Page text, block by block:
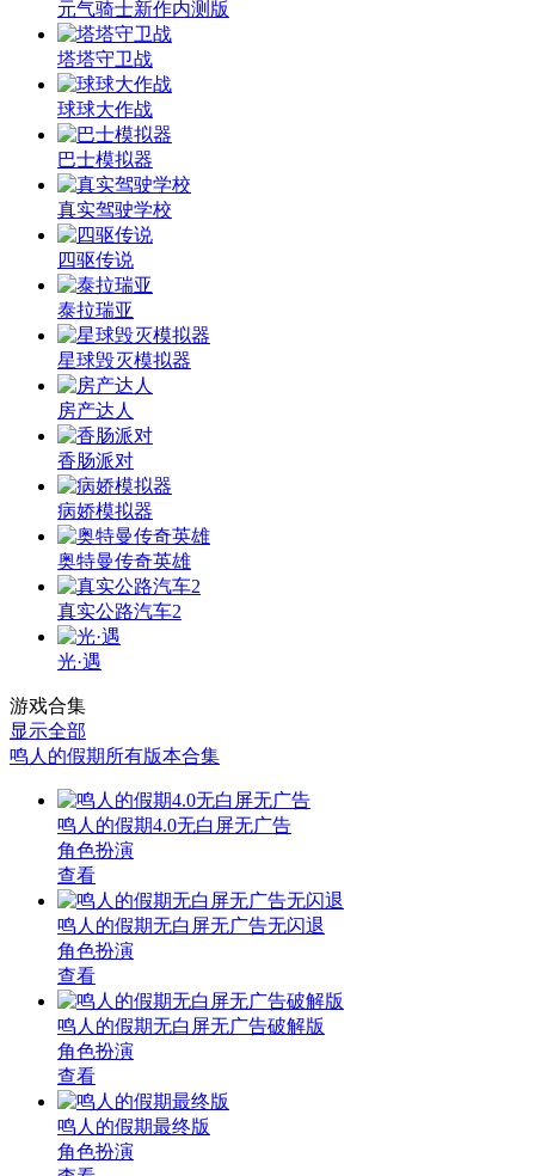
元气骑士新作内测版
塔塔守卫战
球球大作战
巴士模拟器
真实驾驶学校
四驱传说
泰拉瑞亚
星球毁灭模拟器
房产达人
香肠派对
病娇模拟器
奥特曼传奇英雄
真实公路汽车2
光·遇
游戏合集
显示全部
鸣人的假期所有版本合集
鸣人的假期4.0无白屏无广告
角色扮演
查看
鸣人的假期无白屏无广告无闪退
角色扮演
查看
鸣人的假期无白屏无广告破解版
角色扮演
查看
鸣人的假期最终版
角色扮演